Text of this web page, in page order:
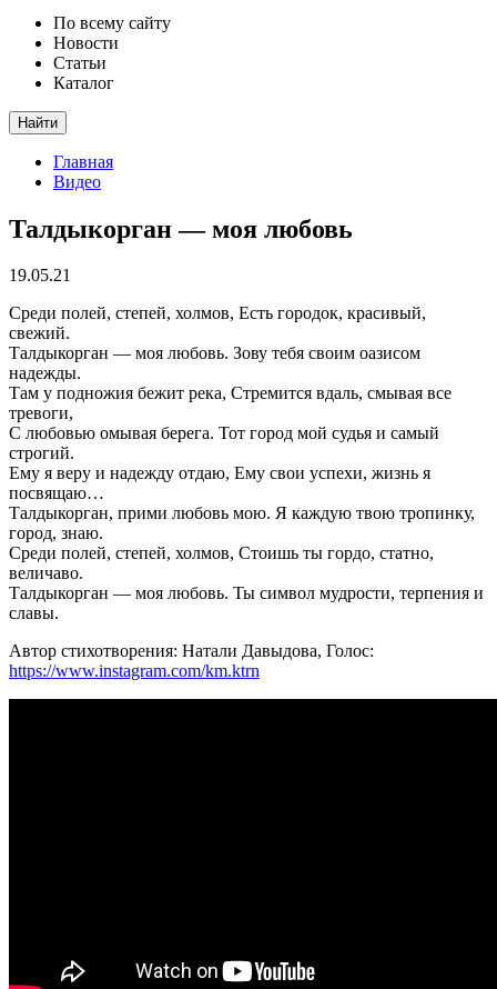
По всему сайту
Новости
Статьи
Каталог
Найти
Главная
Видео
Талдыкорган — моя любовь
19.05.21
Среди полей, степей, холмов, Есть городок, красивый,
свежий.
Талдыкорган — моя любовь. Зову тебя своим оазисом
надежды.
Там у подножия бежит река, Стремится вдаль, смывая все
тревоги,
С любовью омывая берега. Тот город мой судья и самый
строгий.
Ему я веру и надежду отдаю, Ему свои успехи, жизнь я
посвящаю…
Талдыкорган, прими любовь мою. Я каждую твою тропинку,
город, знаю.
Среди полей, степей, холмов, Стоишь ты гордо, статно,
величаво.
Талдыкорган — моя любовь. Ты символ мудрости, терпения и
славы.
Автор стихотворения: Натали Давыдова, Голос:
https://www.instagram.com/km.ktrn